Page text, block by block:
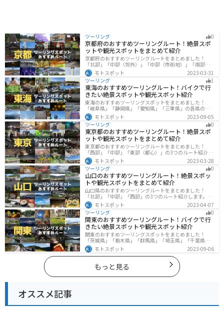
ツーリング 0
京都府のおすすめツーリングルート！絶景スポ
ットや観光スポットをまとめて紹介
京都府のおすすめツーリングルートをまとめました！
「北部」「中部（郊外）」「中部（市街地）」「南部」
の4つのルート紹介します。古い町並みや神社仏閣、自然
に囲まれた風光明媚なスポットが数多く存在し、様々な
楽しみ方ができます。バイクで京都府にツーリングに行
く際は参考にしてください。
モトスポット
2023-03-31
ツーリング
1
東海のおすすめツーリングルート！バイクで行
きたい絶景スポットや観光スポット紹介
東海のおすすめツーリングスポットをまとめました！
「岐阜県」「静岡県」「愛知県」「三重県」の各県の観
光地紹介します。自然豊かな山々や湖、温泉地が点在
し、四季折々の景色を楽しめるスポットが多数ありま
す。バイクで東海にツーリングに行く際は参考にしてく
ださい。
モトスポット
2023-09-05
ツーリング
0
東京都のおすすめツーリングルート！絶景スポ
ットや観光スポットをまとめて紹介
東京都のおすすめツーリングルートをまとめました！
「西部」「中部」「東部（都心）」の3つのルート紹介し
ます。西に行けば奥多摩の自然、東に行けば都心スポッ
トと、自然も街も楽しめるスポットが多数あります。バ
イクで東京都にツーリングに行く際は参考にしてくださ
い。
モトスポット
2023-03-28
ツーリング
0
山口のおすすめツーリングルート！絶景スポッ
トや観光スポットをまとめて紹介
山口県のおすすめツーリングルートをまとめました！
「北部」「中部」「西部」の3つのルート紹介します。美
しい海岸線や山々を楽しむことができます。バイクで山
口県にツーリングに行く際は参考にしてください。
モトスポット
2023-04-07
ツーリング
0
関東のおすすめツーリングルート！バイクで行
きたい絶景スポットや観光スポット紹介
関東のおすすめツーリングスポットをまとめました！
「茨城県」「栃木県」「群馬県」「埼玉県」「千葉県」
「東京都」「神奈川県」の各県の観光地紹介します。自
然豊かな山々や湖、温泉地が点在し、四季折々の景色を
楽しめるスポットが多数あります。バイクで関東にツー
リングに行く際は参考にしてください。
モトスポット 2023-09-06
もっと見る
オススメ記事